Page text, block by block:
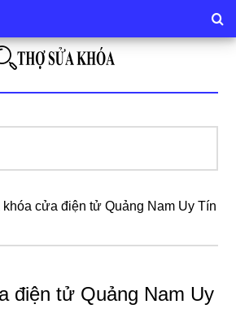
cửa điện tử Quảng Nam Uy Tín
điện tử Quảng Nam Uy